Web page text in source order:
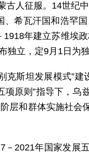
人征服。14世纪
希瓦汗国和浩罕
年建立苏维埃
独立，定9月1日为独
斯坦发展模式”建
原则”指导下，乌
层和群体实施社会
2021年国家发展